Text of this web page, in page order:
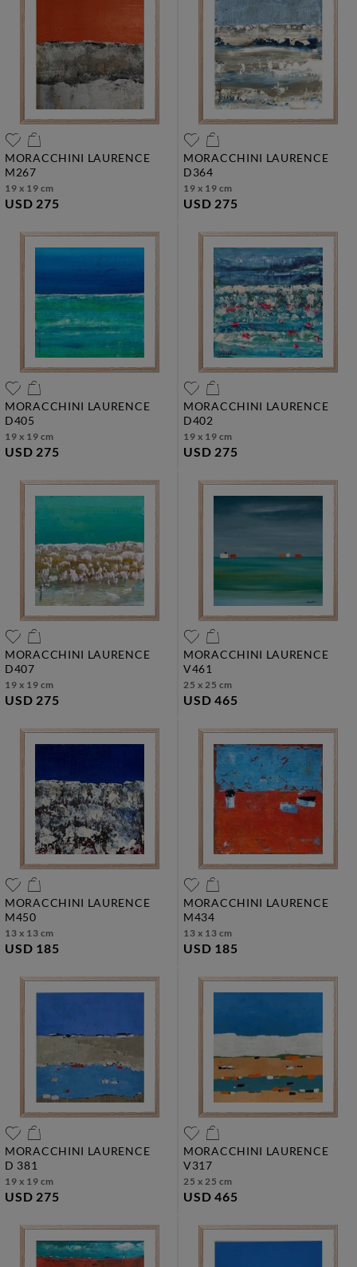
MORACCHINI LAURENCE
m267
19 x 19 cm
USD 275
MORACCHINI LAURENCE
d364
19 x 19 cm
USD 275
MORACCHINI LAURENCE
d405
19 x 19 cm
USD 275
MORACCHINI LAURENCE
d402
19 x 19 cm
USD 275
MORACCHINI LAURENCE
d407
19 x 19 cm
USD 275
MORACCHINI LAURENCE
v461
25 x 25 cm
USD 465
MORACCHINI LAURENCE
m450
13 x 13 cm
USD 185
MORACCHINI LAURENCE
m434
13 x 13 cm
USD 185
MORACCHINI LAURENCE
d 381
19 x 19 cm
USD 275
MORACCHINI LAURENCE
v317
25 x 25 cm
USD 465